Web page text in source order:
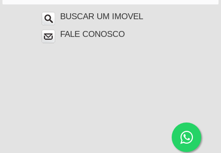
BUSCAR UM IMOVEL
FALE CONOSCO